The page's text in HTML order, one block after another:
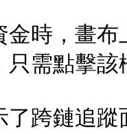
金時，畫
只需點擊
了跨鏈追